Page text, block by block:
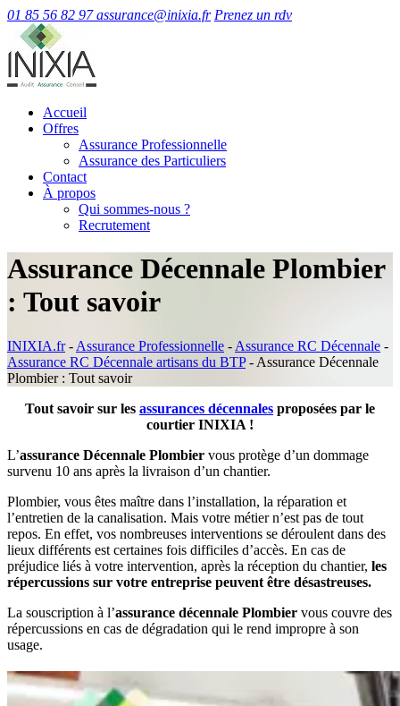
01 85 56 82 97 assurance@inixia.fr Prenez un rdv
Accueil
Offres
Assurance Professionnelle
Assurance des Particuliers
Contact
À propos
Qui sommes-nous ?
Recrutement
Assurance Décennale Plombier
: Tout savoir
INIXIA.fr- Assurance Professionnelle - Assurance RC Décennale -
Assurance RC Décennale artisans du BTP- Assurance Décennale
Plombier : Tout savoir
Tout savoir sur les assurances décennales proposées par le
courtier INIXIA !
L’assurance Décennale Plombier vous protège d’un dommage
survenu 10 ans après la livraison d’un chantier.
Plombier, vous êtes maître dans l’installation, la réparation et
l’entretien de la canalisation. Mais votre métier n’est pas de tout
repos. En effet, vos nombreuses interventions se déroulent dans des
lieux différents est certaines fois difficiles d’accès. En cas de
préjudice liés à votre intervention, après la réception du chantier, les
répercussions sur votre entreprise peuvent être désastreuses.
La souscription à l’assurance décennale Plombier vous couvre des
répercussions en cas de dégradation qui le rend impropre à son
usage.